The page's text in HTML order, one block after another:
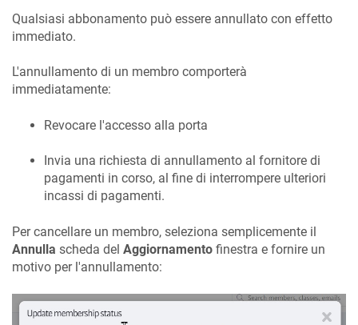
Qualsiasi abbonamento può essere annullato con effetto
immediato.
L'annullamento di un membro comporterà
immediatamente:
Revocare l'accesso alla porta
Invia una richiesta di annullamento al fornitore di
pagamenti in corso, al fine di interrompere ulteriori
incassi di pagamenti.
Per cancellare un membro, seleziona semplicemente il
Annulla scheda del Aggiornamento finestra e fornire un
motivo per l'annullamento: